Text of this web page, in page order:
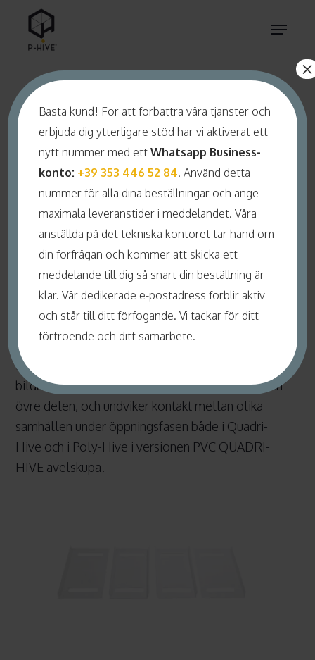
Menu
PVC QUADRI-
HIVE
PVC PLACERAD PÅ KANTEN AV
KUPAN
PVC placerad på kanten av kupan undviker
bildandet av vaxbryggor mellan ramarna och den
övre delen, och undviker kontakt mellan olika
samhällen under öppningsfasen både i Quadri-
Hive och i Poly-Hive i versionen PVC QUADRI-
HIVE avelskupa.
Bästa kund! För att förbättra våra tjänster och
erbjuda dig ytterligare stöd har vi aktiverat ett
nytt nummer med ettWhatsapp Business-
konto: +39 353 446 52 84. Använd detta
nummer för alla dina beställningar och ange
maximala leveranstider i meddelandet. Våra
anställda på det tekniska kontoret tar hand om
din förfrågan och kommer att skicka ett
meddelande till dig så snart din beställning är
klar. Vår dedikerade e-postadress förblir aktiv
och står till ditt förfogande. Vi tackar för ditt
förtroende och ditt samarbete.
×